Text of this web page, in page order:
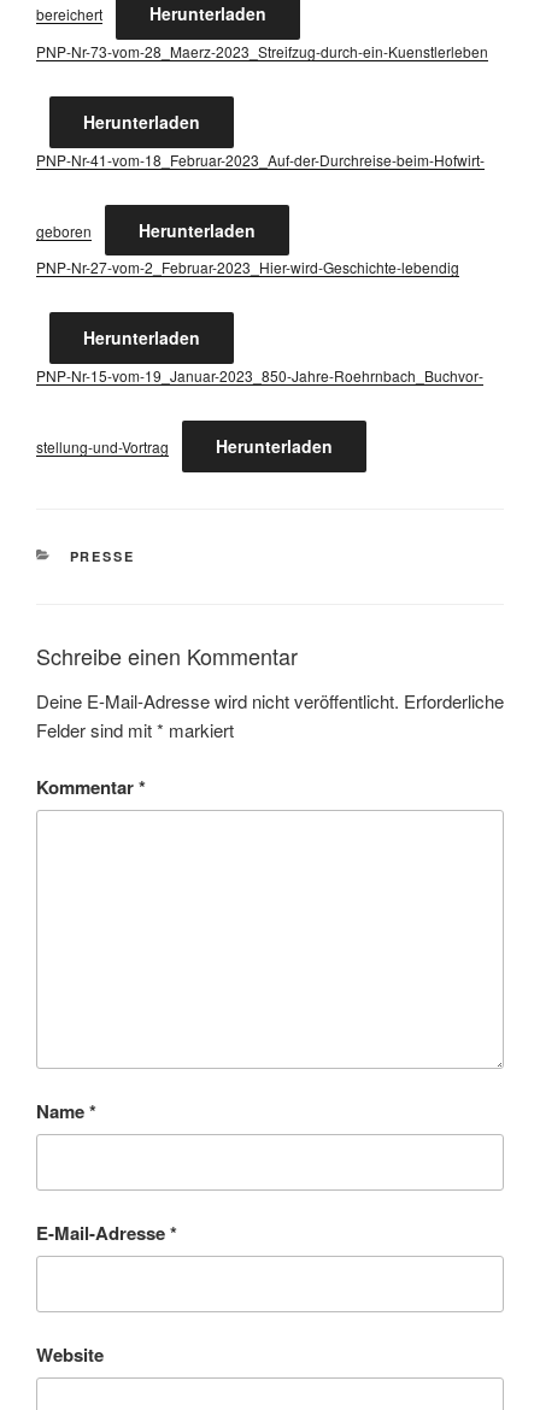
berei­chert Her­un­ter­la­den
PNP-Nr-73-vom-28_­Maerz-2023_­Streif­zug-durch-ein-Kuenst­ler­le­ben
Her­un­ter­la­den
PNP-Nr-41-vom-18_­Fe­bru­ar-2023_Auf-der-Durch­rei­se-beim-Hof­wirt-
gebo­ren Her­un­ter­la­den
PNP-Nr-27-vom-2_Fe­bru­ar-2023_Hier-wird-Geschich­te-leben­dig
Her­un­ter­la­den
PNP-Nr-15-vom-19_­Ja­nu­ar-2023_850-Jah­re-Roehrn­bach_­Buch­vor­
stel­lung-und-Vor­trag Her­un­ter­la­den
KATEGORIEN
PRESSE
Schreibe einen Kommentar
Deine E-Mail-Adresse wird nicht veröffentlicht. Erforderliche
Felder sind mit* markiert
Kommentar*
Name*
E-Mail-Adresse*
Website